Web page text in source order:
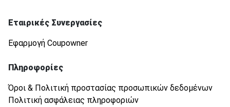
Εταιρικές Συνεργασίες
Εφαρμογή Coupowner
Πληροφορίες
Όροι & Πολιτική προστασίας προσωπικών δεδομένων
Πολιτική ασφάλειας πληροφοριών